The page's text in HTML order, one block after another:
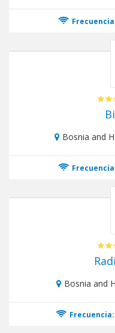
Bosnia and
Bosnia and
Frecuencia: